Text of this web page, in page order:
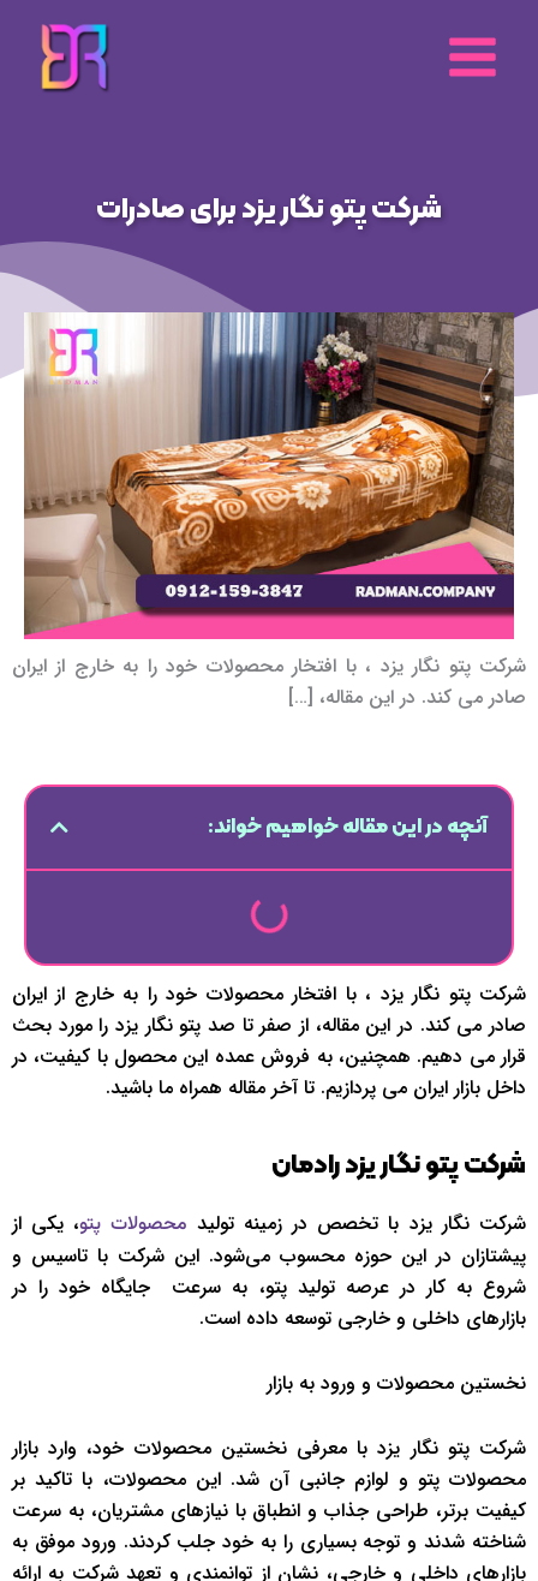
محتوا
شرکت پتو نگار یزد برای صادرات
شرکت پتو نگار یزد ، با افتخار محصولات خود را به خارج از ایران
صادر می کند. در این مقاله، […]
آنچه در این مقاله خواهیم خواند:
شرکت پتو نگار یزد ، با افتخار محصولات خود را به خارج از ایران
صادر می کند. در این مقاله، از صفر تا صد پتو نگار یزد را مورد بحث
قرار می دهیم. همچنین، به فروش عمده این محصول با کیفیت، در
داخل بازار ایران می پردازیم. تا آخر مقاله همراه ما باشید.
شرکت پتو نگار یزد رادمان
شرکت نگار یزد با تخصص در زمینه تولید محصولات پتو، یکی از
پیشتازان در این حوزه محسوب می‌شود. این شرکت با تاسیس و
شروع به کار در عرصه تولید پتو، به سرعت جایگاه خود را در
بازارهای داخلی و خارجی توسعه داده است.
نخستین محصولات و ورود به بازار
شرکت پتو نگار یزد با معرفی نخستین محصولات خود، وارد بازار
محصولات پتو و لوازم جانبی آن شد. این محصولات، با تاکید بر
کیفیت برتر، طراحی جذاب و انطباق با نیازهای مشتریان، به سرعت
شناخته شدند و توجه بسیاری را به خود جلب کردند. ورود موفق به
بازارهای داخلی و خارجی، نشان از توانمندی و تعهد شرکت به ارائه